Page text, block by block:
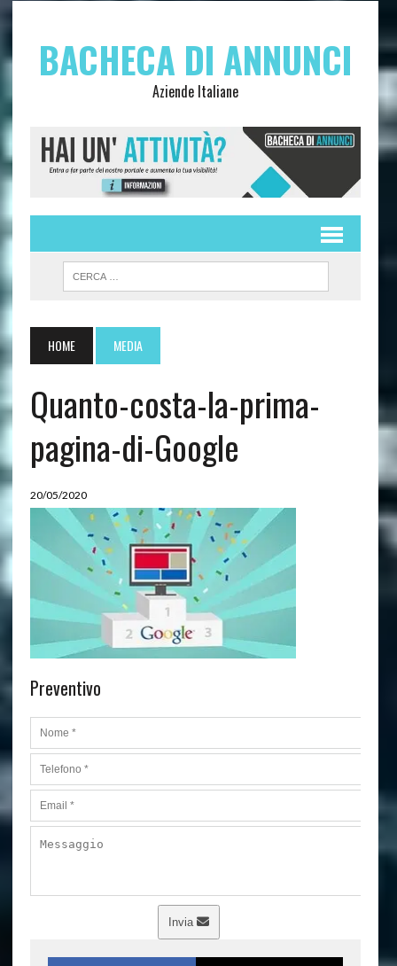
BACHECA DI ANNUNCI
Aziende Italiane
HOME MEDIA
Quanto-costa-la-prima-
pagina-di-Google
20/05/2020
Preventivo
Invia